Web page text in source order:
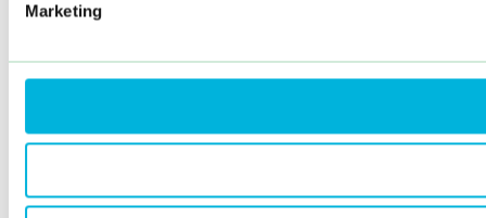
Marketing